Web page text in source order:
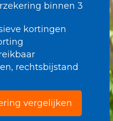
binnen 3
kortingen
rechtsbijstand
vergelijken